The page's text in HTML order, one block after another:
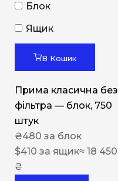
Блок
Ящик
В Кошик
Прима класична без
фільтра — блок, 750
штук
₴480 за блок
$410 за ящик≈ 18 450
₴